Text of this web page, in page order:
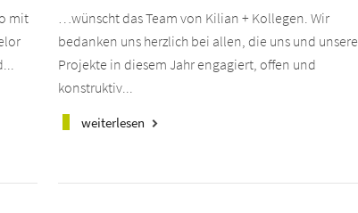
mit
…wünscht das Team von Kilian + Kollegen. Wir
bedanken uns herzlich bei allen, die uns und unsere
Projekte in diesem Jahr engagiert, offen und
konstruktiv...
weiterlesen keyboard_arrow_right